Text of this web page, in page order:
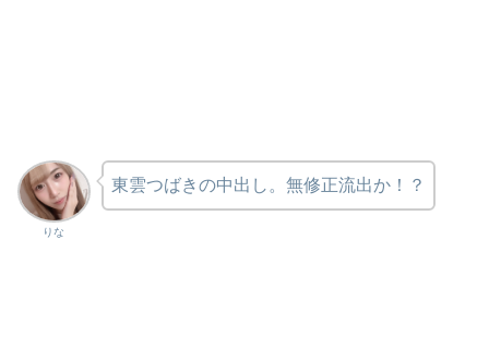
りな
東雲つばきの中出し。無修正流出か！？